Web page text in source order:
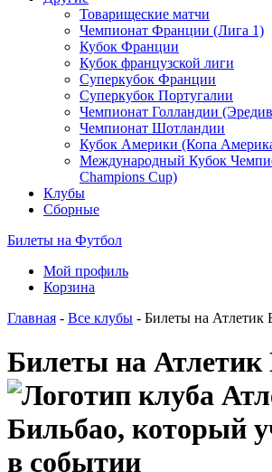
Товарищеские матчи
Чемпионат Франции (Лига 1)
Кубок Франции
Кубок французской лиги
Суперкубок Франции
Суперкубок Португалии
Чемпионат Голландии
Чемпионат Шотландии
Кубок Америки (Копа
Международный Кубок
Champions Cup)
Клубы
Сборные
Билеты на Футбол
Мой профиль
Корзина
Главная - Все клубы - Билеты на Атлетик
Билеты на Атлетик